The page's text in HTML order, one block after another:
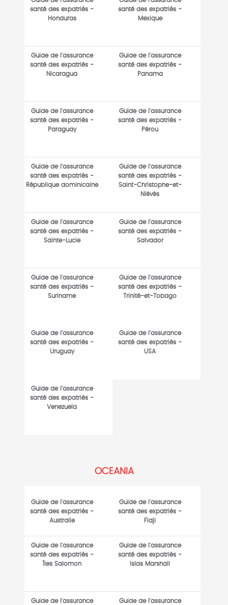
santé des expatriés -
Honduras
santé des expatriés -
Mexique
Guide de l'assurance
santé des expatriés -
Nicaragua
Guide de l'assurance
santé des expatriés -
Panama
Guide de l'assurance
santé des expatriés -
Paraguay
Guide de l'assurance
santé des expatriés -
Pérou
Guide de l'assurance
santé des expatriés -
République dominicaine
Guide de l'assurance
santé des expatriés -
Saint-Christophe-et-
Niévès
Guide de l'assurance
santé des expatriés -
Sainte-Lucie
Guide de l'assurance
santé des expatriés -
Salvador
Guide de l'assurance
santé des expatriés -
Suriname
Guide de l'assurance
santé des expatriés -
Trinité-et-Tobago
Guide de l'assurance
santé des expatriés -
Uruguay
Guide de l'assurance
santé des expatriés -
USA
Guide de l'assurance
santé des expatriés -
Venezuela
OCEANIA
Guide de l'assurance
santé des expatriés -
Australie
Guide de l'assurance
santé des expatriés -
Fidji
Guide de l'assurance
santé des expatriés -
Îles Salomon
Guide de l'assurance
santé des expatriés -
Islas Marshall
Guide de l'assurance
Guide de l'assurance